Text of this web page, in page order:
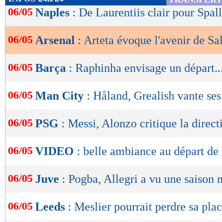
de
lecture
OK
06/05 Naples : De Laurentiis clair pour
06/05 Arsenal : Arteta évoque l'avenir de
06/05 Barça : Raphinha envisage un
06/05 Man City : Håland, Grealish vante
06/05 PSG : Messi, Alonzo critique la
06/05 VIDEO : belle ambiance au départ
06/05 Juve : Pogba, Allegri a vu une saison
06/05 Leeds : Meslier pourrait perdre sa